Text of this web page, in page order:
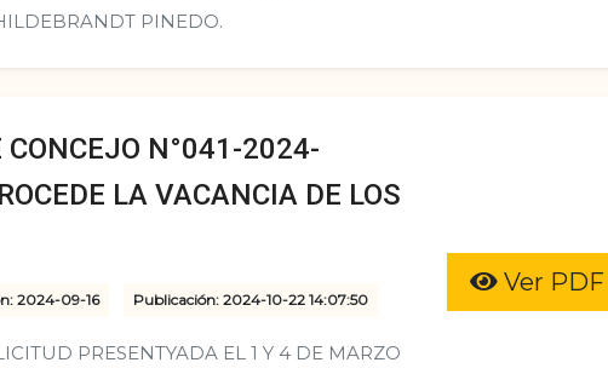
PINEDO.
CONCEJO N°041-2024-
LA VACANCIA DE LOS
2024-09-16 Publicación: 2024-10-22 14:07:50
PRESENTYADA EL 1 Y 4 DE MARZO
Ver PDF